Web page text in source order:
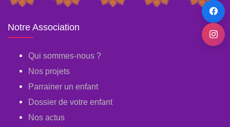
Notre Association
Qui sommes-nous ?
Nos projets
Parrainer un enfant
Dossier de votre enfant
Nos actus